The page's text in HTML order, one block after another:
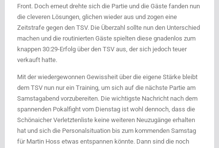
Front. Doch erneut drehte sich die Partie und die Gäste fanden nun
die cleveren Lösungen, glichen wieder aus und zogen eine
Zeitstrafe gegen den TSV. Die Überzahl sollte nun den Unterschied
machen und die routinierten Gäste spielten diese gnadenlos zum
knappen 30:29-Erfolg über den TSV aus, der sich jedoch teuer
verkauft hatte.
Mit der wiedergewonnen Gewissheit über die eigene Stärke bleibt
dem TSV nun nur ein Training, um sich auf die nächste Partie am
Samstagabend vorzubereiten. Die wichtigste Nachricht nach dem
spannenden Pokalfight vom Dienstag ist wohl dennoch, dass die
Schönaicher Verletztenliste keine weiteren Neuzugänge erhalten
hat und sich die Personalsituation bis zum kommenden Samstag
für Martin Hoss etwas entspannen könnte. Dann sind die noch